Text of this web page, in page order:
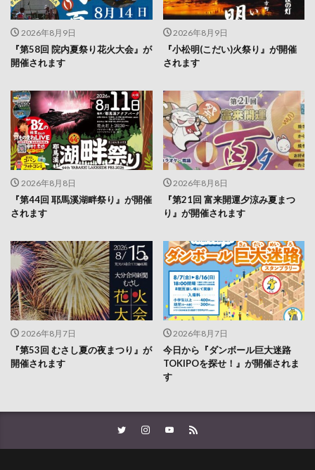
2026年8月9日
『第58回 院内夏祭り花火大会』が
開催されます
2026年8月9日
『小松明(こだい)火祭り』が開催
されます
2026年8月8日
『第44回 耶馬溪湖畔祭り』が開催
されます
2026年8月8日
『第21回 富来開運夕涼み夏まつ
り』が開催されます
2026年8月7日
『第53回 むさし夏の夜まつり』が
開催されます
2026年8月7日
今日から『ダンボール巨大迷路
TOKIPOを探せ！』が開催されま
す